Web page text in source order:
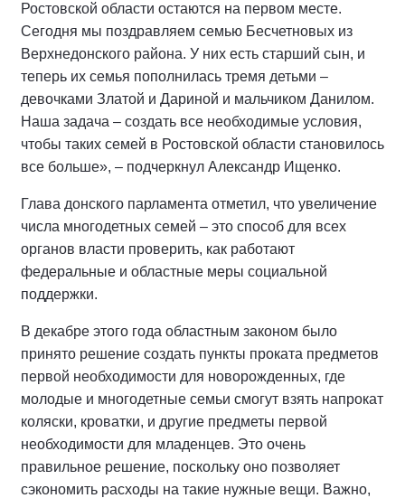
Ростовской области остаются на первом месте.
Сегодня мы поздравляем семью Бесчетновых из
Верхнедонского района. У них есть старший сын, и
теперь их семья пополнилась тремя детьми –
девочками Златой и Дариной и мальчиком Данилом.
Наша задача – создать все необходимые условия,
чтобы таких семей в Ростовской области становилось
все больше», – подчеркнул Александр Ищенко.
Глава донского парламента отметил, что увеличение
числа многодетных семей – это способ для всех
органов власти проверить, как работают
федеральные и областные меры социальной
поддержки.
В декабре этого года областным законом было
принято решение создать пункты проката предметов
первой необходимости для новорожденных, где
молодые и многодетные семьи смогут взять напрокат
коляски, кроватки, и другие предметы первой
необходимости для младенцев. Это очень
правильное решение, поскольку оно позволяет
сэкономить расходы на такие нужные вещи. Важно,